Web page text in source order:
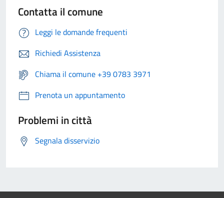
Contatta il comune
Leggi le domande frequenti
Richiedi Assistenza
Chiama il comune +39 0783 3971
Prenota un appuntamento
Problemi in città
Segnala disservizio